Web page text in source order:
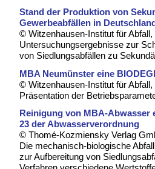
Stand der Produktion von
Gewerbeabfällen in
© Witzenhausen-Institut für
Untersuchungsergebnisse zur
von Siedlungsabfällen zu
MBA Neumünster eine
© Witzenhausen-Institut für
Präsentation der
Reinigung von MBA-Abwasser
23 der Abwasserverordnung
© Thomé-Kozmiensky Verlag
Die mechanisch-biologische
zur Aufbereitung von